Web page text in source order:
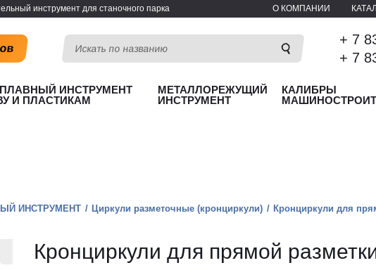
инструмент для станочного парка О КОМПАНИИ
+ 7
+ 7
ИНСТРУМЕНТ
И ПЛАСТИКАМ
МЕТАЛЛОРЕЖУЩИЙ
ИНСТРУМЕНТ
КАЛИБРЫ
ИНСТРУМЕНТ Циркули разметочные (кронциркули) Кронциркули для
Кронциркули для прямой